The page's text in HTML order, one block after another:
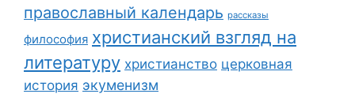
православный календарь рассказы
философия христианский взгляд на
литературу христианство церковная
история экуменизм